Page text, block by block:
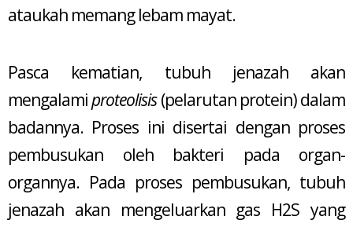
ataukah memang lebam mayat.
Pasca kematian, tubuh jenazah akan
mengalamiproteolisis(pelarutan protein) dalam
badannya. Proses ini disertai dengan proses
pembusukan oleh bakteri pada organ-
organnya. Pada proses pembusukan, tubuh
jenazah akan mengeluarkan gas H2S yang